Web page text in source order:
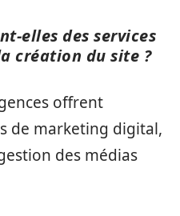
elles des services
création du site ?
offrent
de marketing digital,
des médias